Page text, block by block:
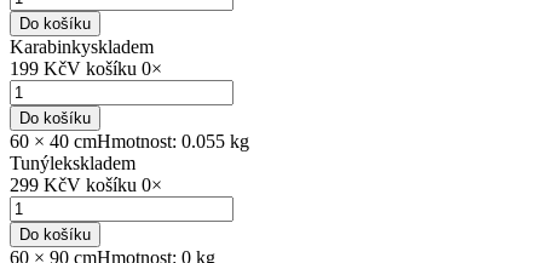
Do košíku
Karabinkyskladem
199 KčV košíku 0×
Do košíku
60 × 40 cmHmotnost: 0.055 kg
Tunýlekskladem
299 KčV košíku 0×
Do košíku
60 × 90 cmHmotnost: 0 kg